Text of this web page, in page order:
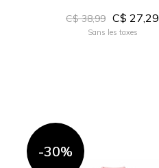
C$ 38,99 C$ 27,29
Sans les taxes
-30%